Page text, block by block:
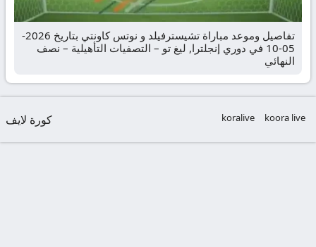
تفاصيل وموعد مباراة تشيسترفيلد و نوتس كاونتي بتاريخ 2026-
05-10 في دوري إنجلترا, ليغ تو – التصفيات التأهيلية – نصف
النهائي
koora live
koralive كورة لايف